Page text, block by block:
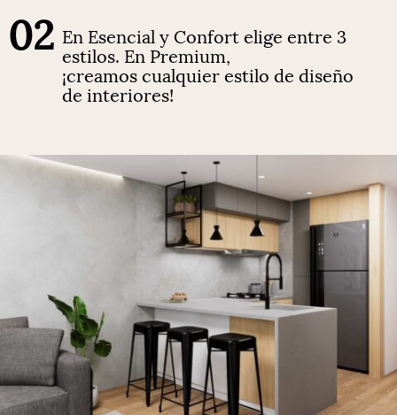
02 En Esencial y Confort elige entre 3
estilos. En Premium,
¡creamoscualquier estilo de diseño
de interiores!